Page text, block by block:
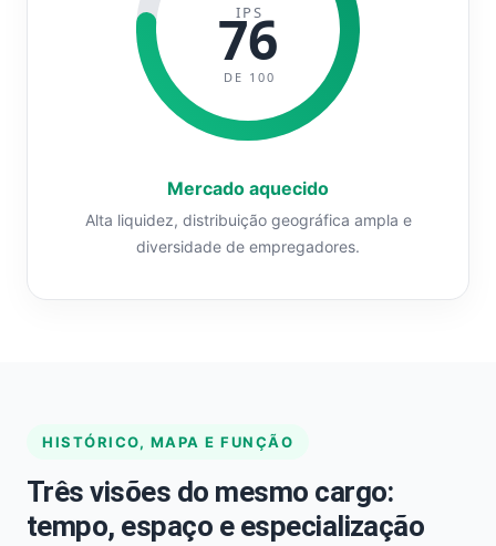
IPS
76
DE 100
Mercado aquecido
Alta liquidez, distribuição geográfica ampla e
diversidade de empregadores.
HISTÓRICO, MAPA E FUNÇÃO
Três visões do mesmo cargo:
tempo, espaço e especialização